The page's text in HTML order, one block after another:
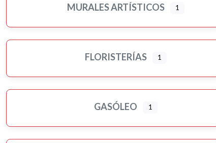
MURALES ARTÍSTICOS 1
FLORISTERÍAS 1
GASÓLEO 1